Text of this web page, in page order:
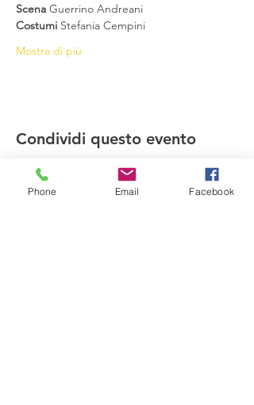
Scena Guerrino Andreani
Costumi Stefania Cempini
Mostra di più
Condividi questo evento
Phone Email Facebook